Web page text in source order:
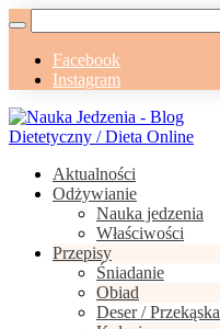
Facebook
Instagram
Aktualności
Odżywianie
Nauka jedzenia
Właściwości
Przepisy
Śniadanie
Obiad
Deser / Przekąska